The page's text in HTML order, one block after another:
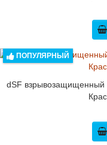
ПОПУЛЯРНЫЙ
dSF взрывозащищенный